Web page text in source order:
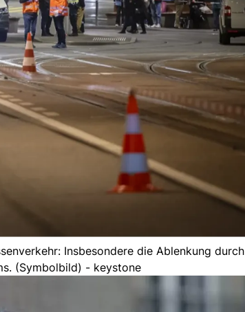
Insbesondere die Ablenkung durch
(Symbolbild) - keystone